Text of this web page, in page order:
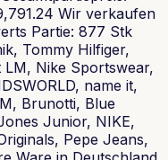
Wir verkaufen
Partie: 877 Stk
Tommy Hilfiger,
Nike Sportswear,
name it,
Brunotti, Blue
Junior, NIKE,
Pepe Jeans,